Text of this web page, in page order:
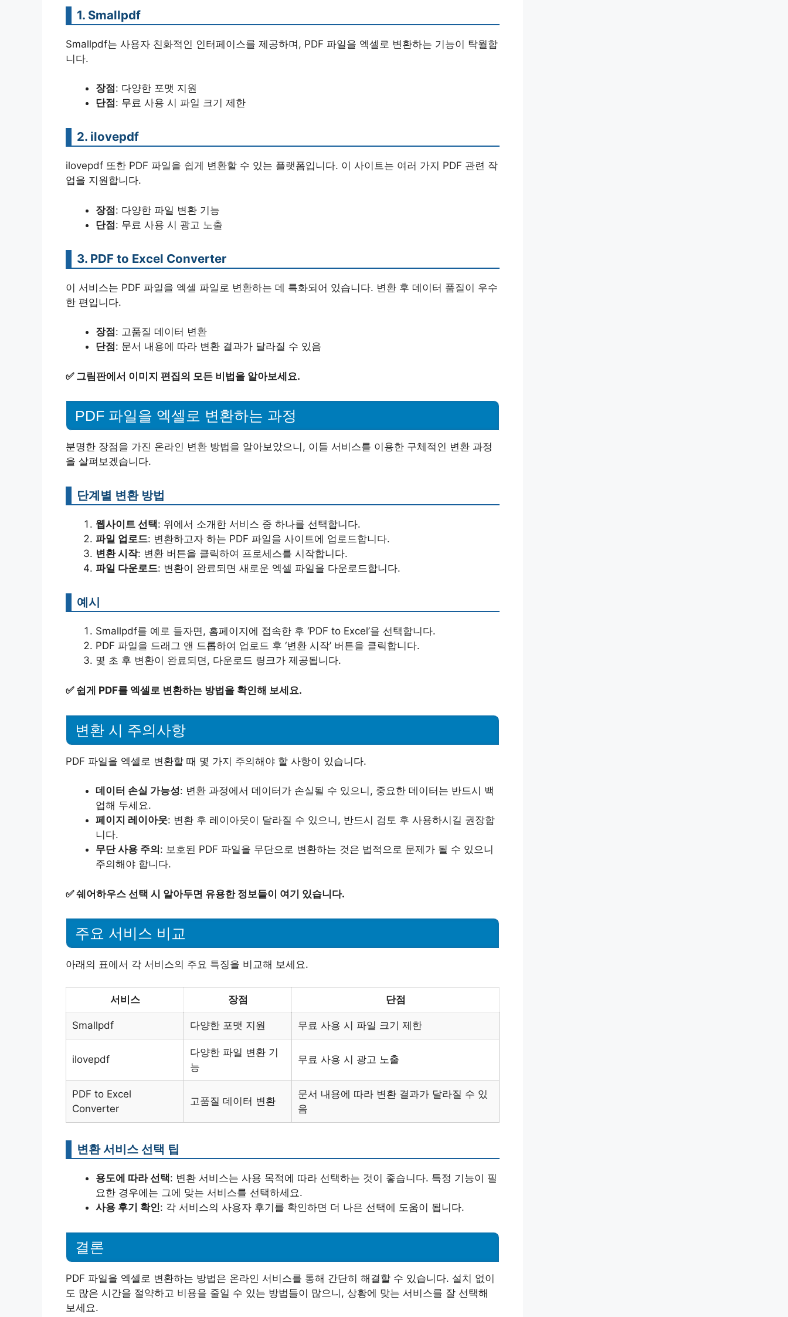
1. Smallpdf
Smallpdf는 사용자 친화적인 인터페이스를 제공하며, PDF 파일을 엑셀로 변환하는 기능이 탁월합
니다.
장점 : 다양한 포맷 지원
단점 : 무료 사용 시 파일 크기 제한
2. ilovepdf
ilovepdf 또한 PDF 파일을 쉽게 변환할 수 있는 플랫폼입니다. 이 사이트는 여러 가지 PDF 관련 작
업을 지원합니다.
장점: 다양한 파일 변환 기능
단점: 무료 사용 시 광고 노출
3. PDF to Excel Converter
이 서비스는 PDF 파일을 엑셀 파일로 변환하는 데 특화되어 있습니다. 변환 후 데이터 품질이 우수
한 편입니다.
장점 : 고품질 데이터 변환
단점 : 문서 내용에 따라 변환 결과가 달라질 수 있음
✅ 그림판에서 이미지 편집의 모든 비법을 알아보세요.
PDF 파일을 엑셀로 변환하는 과정
분명한 장점을 가진 온라인 변환 방법을 알아보았으니, 이들 서비스를 이용한 구체적인 변환 과정
을 살펴보겠습니다.
단계별 변환 방법
웹사이트 선택: 위에서 소개한 서비스 중 하나를 선택합니다.
파일 업로드: 변환하고자 하는 PDF 파일을 사이트에 업로드합니다.
변환 시작: 변환 버튼을 클릭하여 프로세스를 시작합니다.
파일 다운로드: 변환이 완료되면 새로운 엑셀 파일을 다운로드합니다.
예시
Smallpdf를 예로 들자면, 홈페이지에 접속한 후 ‘PDF to Excel’을 선택합니다.
PDF 파일을 드래그 앤 드롭하여 업로드 후 ‘변환 시작’ 버튼을 클릭합니다.
몇 초 후 변환이 완료되면, 다운로드 링크가 제공됩니다.
✅ 쉽게 PDF를 엑셀로 변환하는 방법을 확인해 보세요.
변환 시 주의사항
PDF 파일을 엑셀로 변환할 때 몇 가지 주의해야 할 사항이 있습니다.
데이터 손실 가능성: 변환 과정에서 데이터가 손실될 수 있으니, 중요한 데이터는 반드시 백
업해 두세요.
페이지 레이아웃: 변환 후 레이아웃이 달라질 수 있으니, 반드시 검토 후 사용하시길 권장합
니다.
무단 사용 주의 : 보호된 PDF 파일을 무단으로 변환하는 것은 법적으로 문제가 될 수 있으니
주의해야 합니다.
✅쉐어하우스 선택 시 알아두면 유용한 정보들이 여기 있습니다.
주요 서비스 비교
아래의 표에서 각 서비스의 주요 특징을 비교해 보세요.
서비스 장점 단점
Smallpdf 다양한 포맷 지원 무료 사용 시 파일 크기 제한
ilovepdf
다양한 파일 변환 기
능
무료 사용 시 광고 노출
PDF to Excel
Converter
고품질 데이터 변환
문서 내용에 따라 변환 결과가 달라질 수 있
음
변환 서비스 선택 팁
용도에 따라 선택: 변환 서비스는 사용 목적에 따라 선택하는 것이 좋습니다. 특정 기능이 필
요한 경우에는 그에 맞는 서비스를 선택하세요.
사용 후기 확인: 각 서비스의 사용자 후기를 확인하면 더 나은 선택에 도움이 됩니다.
결론
PDF 파일을 엑셀로 변환하는 방법은 온라인 서비스를 통해 간단히 해결할 수 있습니다. 설치 없이
도 많은 시간을 절약하고 비용을 줄일 수 있는 방법들이 많으니, 상황에 맞는 서비스를 잘 선택해
보세요.